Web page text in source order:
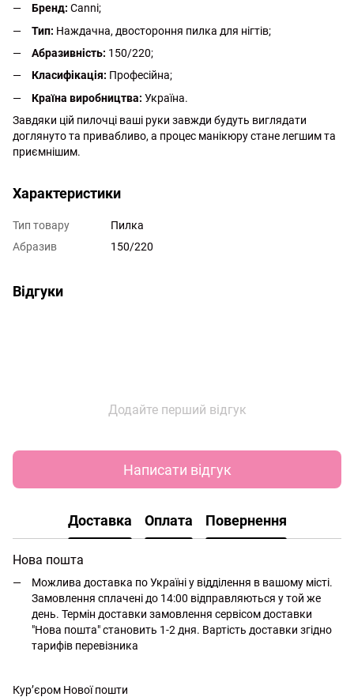
Бренд: Canni;
Тип: Наждачна, двостороння пилка для нігтів;
Абразивність: 150/220;
Класифікація: Професійна;
Країна виробництва: Україна.
Завдяки цій пилочці ваші руки завжди будуть виглядати
доглянуто та привабливо, а процес манікюру стане легшим та
приємнішим.
Характеристики
Тип товару
Пилка
Абразив
150/220
Відгуки
Додайте перший відгук
Написати відгук
Доставка Оплата Повернення
Нова пошта
Можлива доставка по Україні у відділення в вашому місті.
Замовлення сплачені до 14:00 відправляються у той же
день. Термін доставки замовлення сервісом доставки
"Нова пошта" становить 1-2 дня. Вартість доставки згідно
тарифів перевізника
Кур’єром Нової пошти